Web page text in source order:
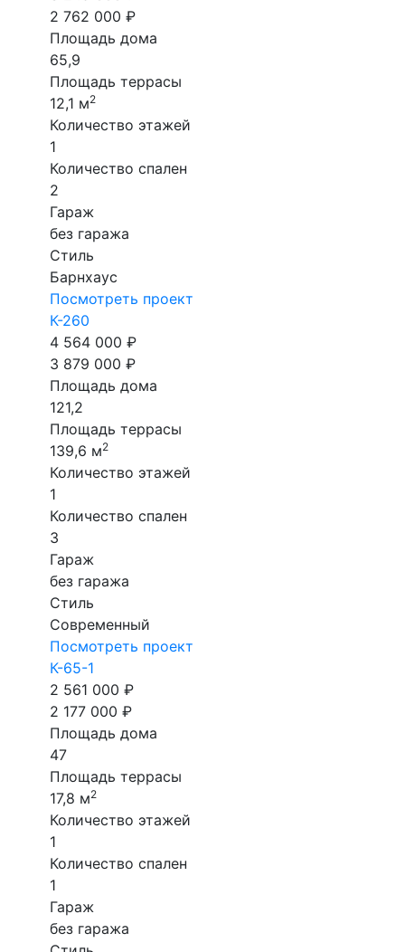
2 762 000 ₽
Площадь дома
65,9
Площадь террасы
12,1 м2
Количество этажей
1
Количество спален
2
Гараж
без гаража
Стиль
Барнхаус
Посмотреть проект
К-260
4 564 000 ₽
3 879 000 ₽
Площадь дома
121,2
Площадь террасы
139,6 м2
Количество этажей
1
Количество спален
3
Гараж
без гаража
Стиль
Современный
Посмотреть проект
К-65-1
2 561 000 ₽
2 177 000 ₽
Площадь дома
47
Площадь террасы
17,8 м2
Количество этажей
1
Количество спален
1
Гараж
без гаража